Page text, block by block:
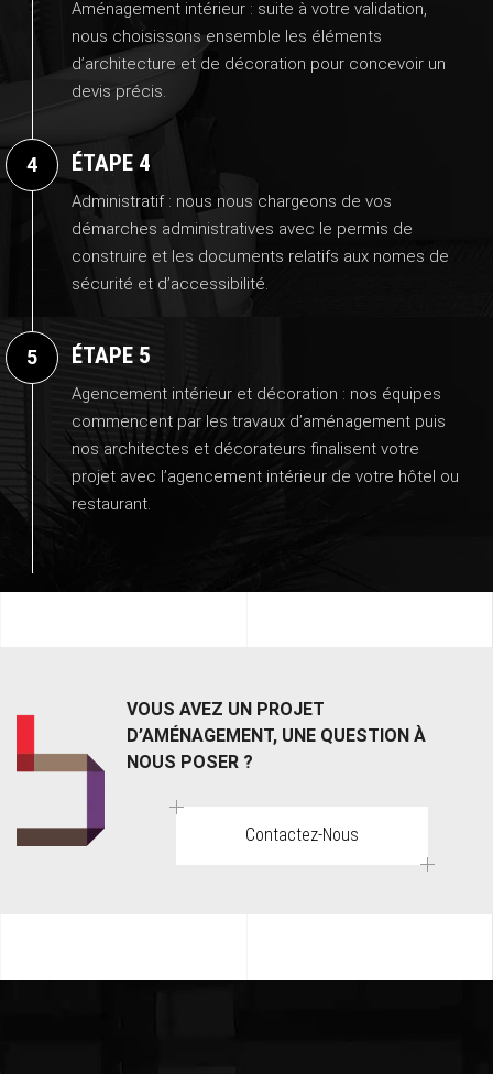
Aménagement intérieur : suite à votre validation,
nous choisissons ensemble les éléments
d’architecture et de décoration pour concevoir un
devis précis.
ÉTAPE 4
Administratif : nous nous chargeons de vos
démarches administratives avec le permis de
construire et les documents relatifs aux nomes de
sécurité et d’accessibilité.
ÉTAPE 5
Agencement intérieur et décoration : nos équipes
commencent par les travaux d’aménagement puis
nos architectes et décorateurs finalisent votre
projet avec l’agencement intérieur de votre hôtel ou
restaurant.
VOUS AVEZ UN PROJET
D’AMÉNAGEMENT, UNE QUESTION À
NOUS POSER ?
Contactez-Nous